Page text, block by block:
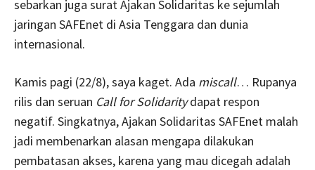
sebarkan juga surat Ajakan Solidaritas ke sejumlah
jaringan SAFEnet di Asia Tenggara dan dunia
internasional.
Kamis pagi (22/8), saya kaget. Ada miscall… Rupanya
rilis dan seruan Call for Solidaritydapat respon
negatif. Singkatnya, Ajakan Solidaritas SAFEnet malah
jadi membenarkan alasan mengapa dilakukan
pembatasan akses, karena yang mau dicegah adalah